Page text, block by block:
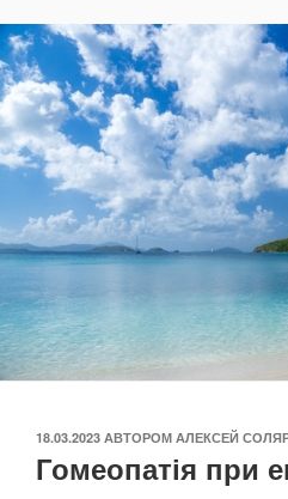
ОПУБЛІКОВАНО
18.03.2023 АВТОРОМ АЛЕКСЕЙ
Гомеопатія при